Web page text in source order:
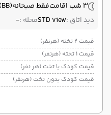
3 شب اقامت فقط صبحانه(BB)
دید اتاق :STD viewمحله :-
قیمت 2 تخته (هرنفر)
قیمت 1 تخته (هرنفر)
قیمت کودک با تخت (هر نفر)
قیمت کودک بدون تخت (هرنفر)